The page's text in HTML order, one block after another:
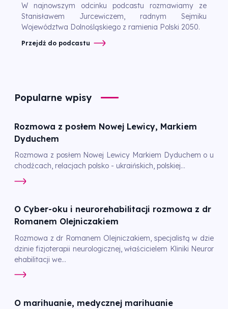
W najnowszym odcinku podcastu rozmawiamy ze
Stanisławem Jurcewiczem, radnym Sejmiku
Województwa Dolnośląskiego z ramienia Polski 2050.
Przejdź do podcastu
Popularne wpisy
Rozmowa z posłem Nowej Lewicy, Markiem
Dyduchem
Rozmowa z posłem Nowej Lewicy Markiem Dyduchem o u
chodźcach, relacjach polsko - ukraińskich, polskiej...
O Cyber-oku i neurorehabilitacji rozmowa z dr
Romanem Olejniczakiem
Rozmowa z dr Romanem Olejniczakiem, specjalistą w dzie
dzinie fizjoterapii neurologicznej, właścicielem Kliniki Neuror
ehabilitacji we...
O marihuanie, medycznej marihuanie